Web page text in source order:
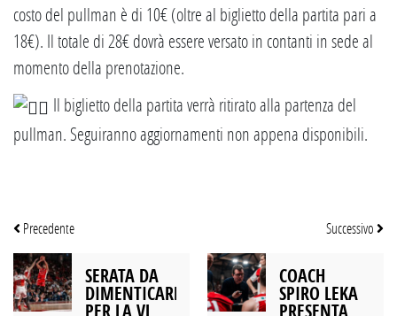
costo del pullman è di 10€ (oltre al biglietto della partita pari a
18€). Il totale di 28€ dovrà essere versato in contanti in sede al
momento della prenotazione.
Il biglietto della partita verrà ritirato alla partenza del
pullman. Seguiranno aggiornamenti non appena disponibili.
Precedente
SERATA DA
DIMENTICARE
PER LA VL,
Successivo
COACH
SPIRO LEKA
PRESENTA